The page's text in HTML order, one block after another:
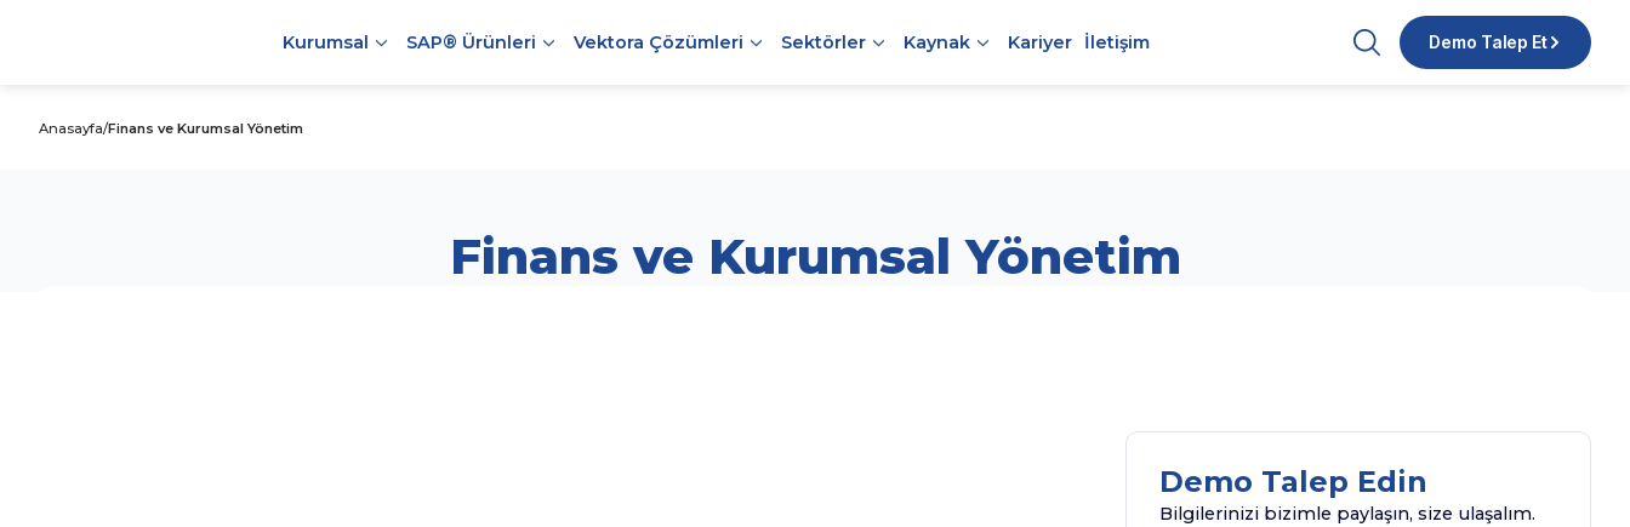
Kurumsal SAP® Ürünleri Vektora Çözümleri Sektörler Kaynak Kariyer İletişim Demo Talep Et
Anasayfa/Finans ve Kurumsal Yönetim
Finans ve Kurumsal Yönetim
Demo Talep Edin
Bilgilerinizi bizimle paylaşın, size ulaşalım.